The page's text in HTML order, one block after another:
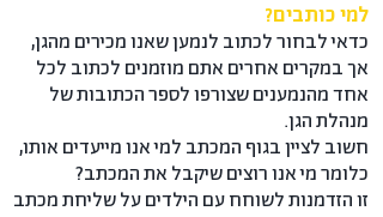
למי כותבים?
כדאי לבחור לכתוב לנמען שאנו מכירים מהגן,
אך במקרים אחרים אתם מוזמנים לכתוב לכל
אחד מהנמענים שצורפו לספר הכתובות של
מנהלת הגן.
חשוב לציין בגוף המכתב למי אנו מייעדים אותו,
כלומר מי אנו רוצים שיקבל את המכתב?
זו הזדמנות לשוחח עם הילדים על שליחת מכתב